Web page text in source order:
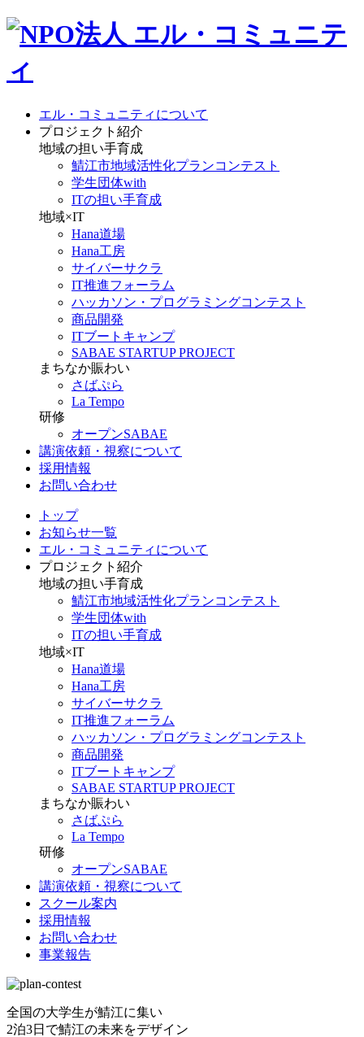
エル・コミュニティについて
プロジェクト紹介
地域の担い手育成
鯖江市地域活性化プランコンテスト
学生団体with
ITの担い手育成
地域×IT
Hana道場
Hana工房
サイバーサクラ
IT推進フォーラム
ハッカソン・プログラミングコンテスト
商品開発
ITブートキャンプ
SABAE STARTUP PROJECT
まちなか賑わい
さばぷら
La Tempo
研修
オープンSABAE
講演依頼・視察について
採用情報
お問い合わせ
トップ
お知らせ一覧
エル・コミュニティについて
プロジェクト紹介
地域の担い手育成
鯖江市地域活性化プランコンテスト
学生団体with
ITの担い手育成
地域×IT
Hana道場
Hana工房
サイバーサクラ
IT推進フォーラム
ハッカソン・プログラミングコンテスト
商品開発
ITブートキャンプ
SABAE STARTUP PROJECT
まちなか賑わい
さばぷら
La Tempo
研修
オープンSABAE
講演依頼・視察について
スクール案内
採用情報
お問い合わせ
事業報告
全国の大学生が鯖江に集い
2泊3日で鯖江の未来をデザイン